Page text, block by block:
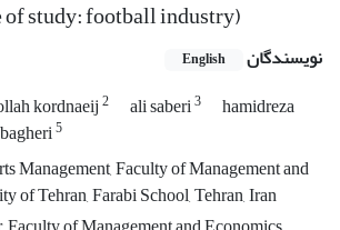
study: football industry)
نویسندگان English
kordnaeij2 ali saberi3
hamidreza
5
Management, Faculty of Management and
of Tehran, Farabi School, Tehran, Iran